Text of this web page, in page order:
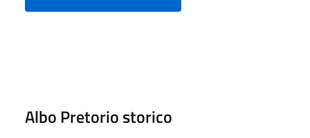
Albo Pretorio storico